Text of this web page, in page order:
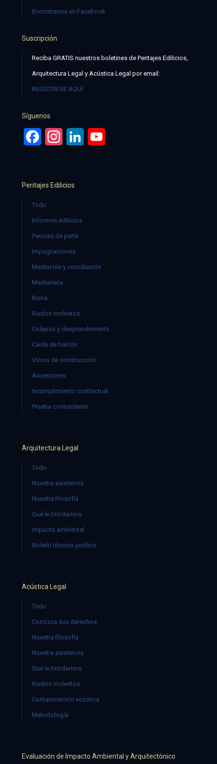
Encontranos en Facebook
Suscripción
Reciba GRATIS nuestros boletines de Peritajes Edilicios,
Arquitectura Legal y Acústica Legal por email:
REGÍSTRESE AQUÍ
Síguenos
FacebookInstagramLinkedIn
Peritajes Edilicios
Todo
Informes edilicios
Pericias de parte
Impugnaciones
Mediación y conciliación
Medianería
Ruina
Ruidos molestos
Colapso y desprendimiento
Caída de balcón
Vicios de construcción
Ascensores
Incumplimiento contractual
Prueba contundente
Arquitectura Legal
Todo
Nuestra asistencia
Nuestra filosofía
Qué le brindamos
Impacto ambiental
Boletín técnico-jurídico
Acústica Legal
Todo
Conozca sus derechos
Nuestra filosofía
Nuestra asistencia
Qué le brindamos
Ruidos molestos
Contaminación acústica
Metodología
Evaluación de Impacto Ambiental y Arquitectónico